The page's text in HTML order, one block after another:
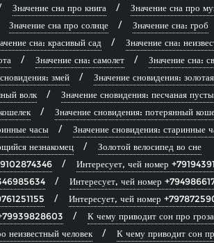
Значение сна про книга
Значение сна про
Значение сна про солнце
Значение сна: гроб
сна: красивый сад
Значение сна:
Значение сна: самолет
Значение сна:
змей
Значение сновидения:
волк
Значение сновидения: песчаная
Значение сновидения: потерянный
часы
Значение сновидения: старинные
незнакомец
Золотой велосипед во сне
Интересует, чей номер
Интересует, чей номер
Интересует, чей номер
К чему приводит сон про гроза
неизвестный человек
К чему приводит сон